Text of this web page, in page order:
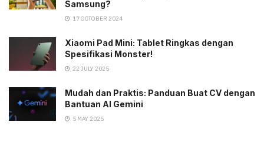
Samsung?
17 OCTOBER 2024
Xiaomi Pad Mini: Tablet Ringkas dengan
Spesifikasi Monster!
22 JULY 2025
Mudah dan Praktis: Panduan Buat CV dengan
Bantuan AI Gemini
5 MAY 2025